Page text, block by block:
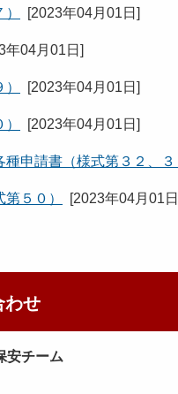
[2023年04月01日 ]
年04月01日 ]
[2023年04月01日 ]
[2023年04月01日 ]
申請書（様式第３２、３
５０） [2023年04月01日
わせ
安チーム